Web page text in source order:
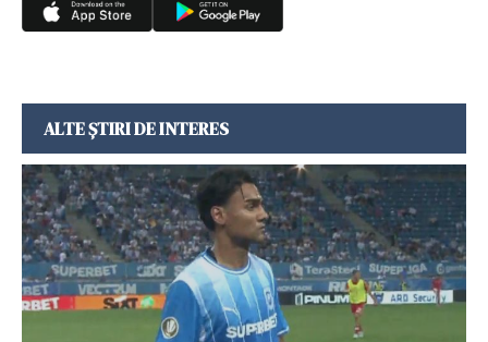
ALTE ȘTIRI DE INTERES